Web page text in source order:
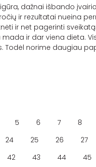
dažnai išbando
ir rezultatai nueina
ir net pagerinti
ir dar viena dieta.
Todėl norime daugiau
5 6 7 8
24 25 26 27
42 43 44 45